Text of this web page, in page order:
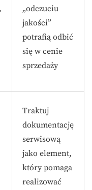
„odczuciu
jakości”
potrafią odbić
się w cenie
sprzedaży
Traktuj
dokumentację
serwisową
jako element,
który pomaga
realizować